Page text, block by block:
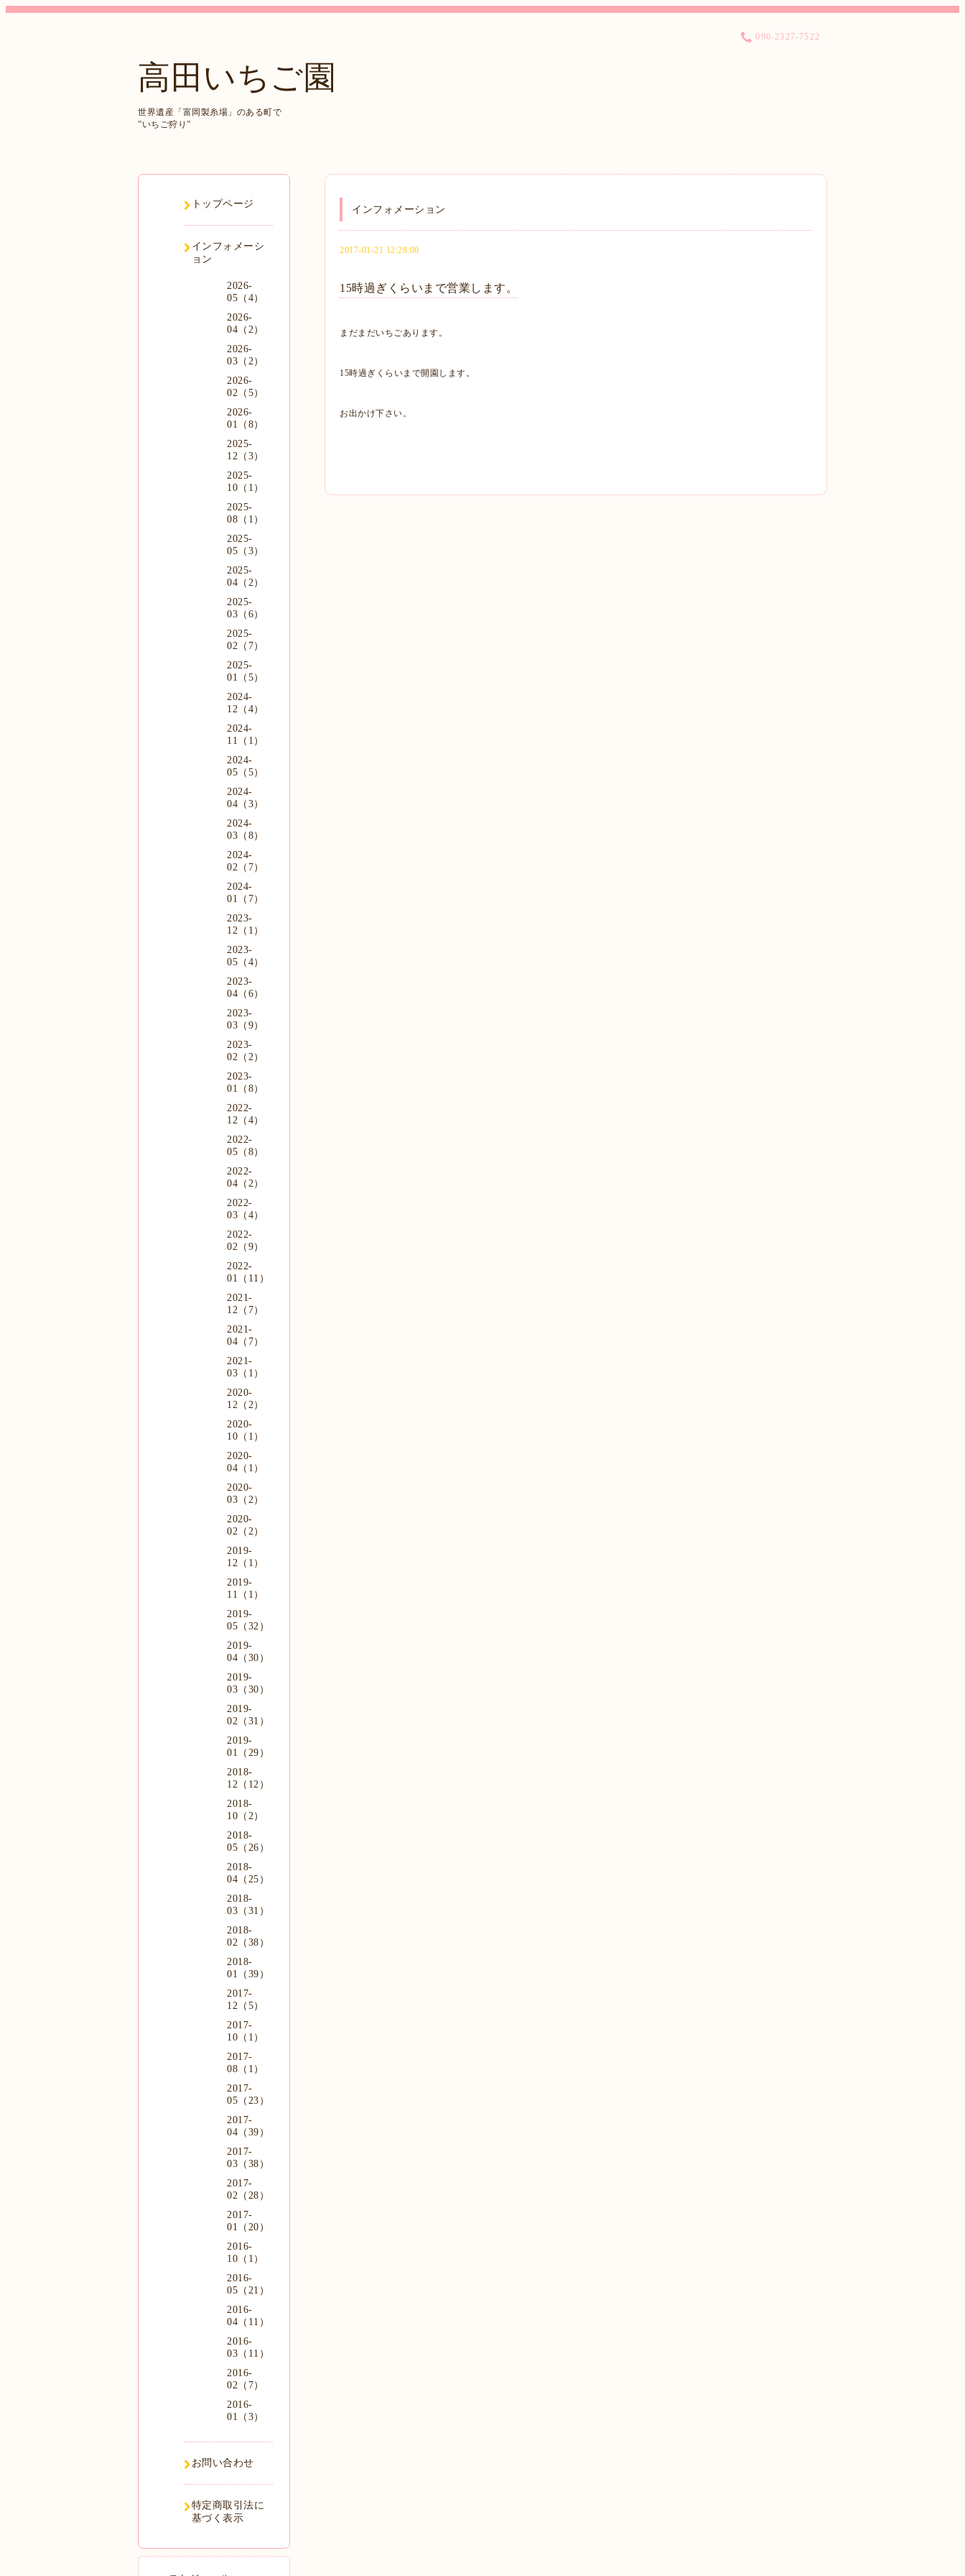
高田いちご園
世界遺産「富岡製糸場」のある町で
”いちご狩り”
090-2327-7522
インフォメーション
2017-01-21 12:28:00
15時過ぎくらいまで営業します。
まだまだいちごあります。
15時過ぎくらいまで開園します。
お出かけ下さい。
トップページ
インフォメーシ
ョン
2026-
05（4）
2026-
04（2）
2026-
03（2）
2026-
02（5）
2026-
01（8）
2025-
12（3）
2025-
10（1）
2025-
08（1）
2025-
05（3）
2025-
04（2）
2025-
03（6）
2025-
02（7）
2025-
01（5）
2024-
12（4）
2024-
11（1）
2024-
05（5）
2024-
04（3）
2024-
03（8）
2024-
02（7）
2024-
01（7）
2023-
12（1）
2023-
05（4）
2023-
04（6）
2023-
03（9）
2023-
02（2）
2023-
01（8）
2022-
12（4）
2022-
05（8）
2022-
04（2）
2022-
03（4）
2022-
02（9）
2022-
01（11）
2021-
12（7）
2021-
04（7）
2021-
03（1）
2020-
12（2）
2020-
10（1）
2020-
04（1）
2020-
03（2）
2020-
02（2）
2019-
12（1）
2019-
11（1）
2019-
05（32）
2019-
04（30）
2019-
03（30）
2019-
02（31）
2019-
01（29）
2018-
12（12）
2018-
10（2）
2018-
05（26）
2018-
04（25）
2018-
03（31）
2018-
02（38）
2018-
01（39）
2017-
12（5）
2017-
10（1）
2017-
08（1）
2017-
05（23）
2017-
04（39）
2017-
03（38）
2017-
02（28）
2017-
01（20）
2016-
10（1）
2016-
05（21）
2016-
04（11）
2016-
03（11）
2016-
02（7）
2016-
01（3）
お問い合わせ
特定商取引法に
基づく表示